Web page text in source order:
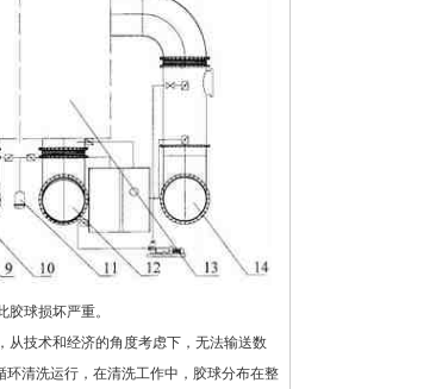
球损坏严重。
从技术和经济的角度考虑下，无法输送数
清洗运行，在清洗工作中，胶球分布在整